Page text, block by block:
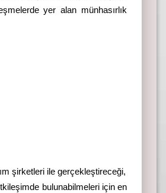
yer alan münhasırlık
şirketleri ile gerçekleştireceği,
bulunabilmeleri için en